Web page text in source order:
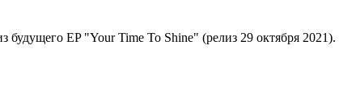
EP "Your Time To Shine" (релиз 29 октября 2021).